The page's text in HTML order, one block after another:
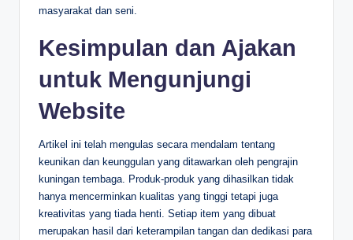
masyarakat dan seni.
Kesimpulan dan Ajakan
untuk Mengunjungi
Website
Artikel ini telah mengulas secara mendalam tentang
keunikan dan keunggulan yang ditawarkan oleh pengrajin
kuningan tembaga. Produk-produk yang dihasilkan tidak
hanya mencerminkan kualitas yang tinggi tetapi juga
kreativitas yang tiada henti. Setiap item yang dibuat
merupakan hasil dari keterampilan tangan dan dedikasi para